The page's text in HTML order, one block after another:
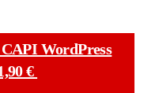
WordPress
€